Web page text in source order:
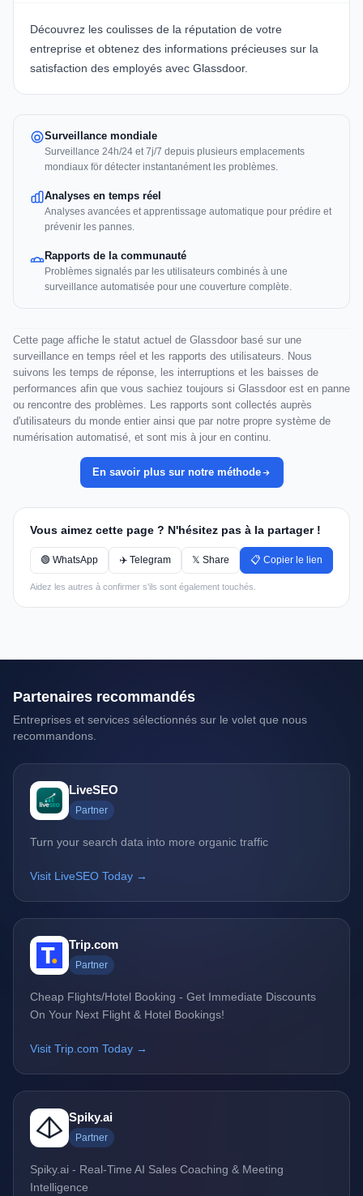
Découvrez les coulisses de la réputation de votre
entreprise et obtenez des informations précieuses sur la
satisfaction des employés avec Glassdoor.
Surveillance mondiale
Surveillance 24h/24 et 7j/7 depuis plusieurs emplacements
mondiaux för détecter instantanément les problèmes.
Analyses en temps réel
Analyses avancées et apprentissage automatique pour prédire et
prévenir les pannes.
Rapports de la communauté
Problèmes signalés par les utilisateurs combinés à une
surveillance automatisée pour une couverture complète.
Cette page affiche le statut actuel de Glassdoor basé sur une
surveillance en temps réel et les rapports des utilisateurs. Nous
suivons les temps de réponse, les interruptions et les baisses de
performances afin que vous sachiez toujours si Glassdoor est en panne
ou rencontre des problèmes. Les rapports sont collectés auprès
d'utilisateurs du monde entier ainsi que par notre propre système de
numérisation automatisé, et sont mis à jour en continu.
En savoir plus sur notre méthode
Vous aimez cette page ? N'hésitez pas à la partager !
🟢 WhatsApp ✈️ Telegram 𝕏 Share 📋 Copier le lien
Aidez les autres à confirmer s'ils sont également touchés.
Partenaires recommandés
Entreprises et services sélectionnés sur le volet que nous
recommandons.
LiveSEO
Partner
Turn your search data into more organic traffic
Visit LiveSEO Today →
Trip.com
Partner
Cheap Flights/Hotel Booking - Get Immediate Discounts
On Your Next Flight & Hotel Bookings!
Visit Trip.com Today →
Spiky.ai
Partner
Spiky.ai - Real-Time AI Sales Coaching & Meeting
Intelligence